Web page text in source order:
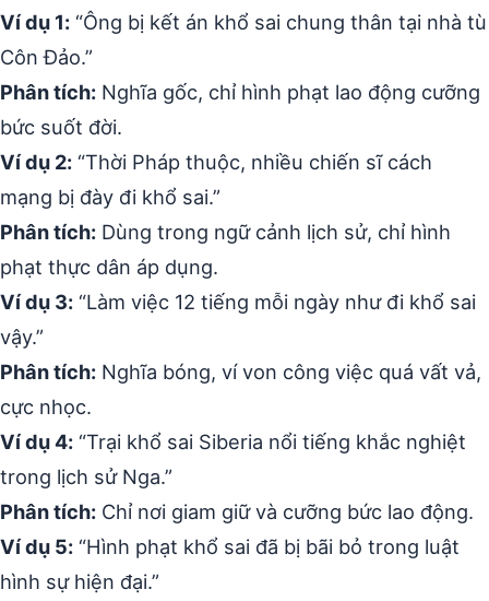
Ví dụ 1: “Ông bị kết án khổ sai chung thân tại nhà tù
Côn Đảo.”
Phân tích: Nghĩa gốc, chỉ hình phạt lao động cưỡng
bức suốt đời.
Ví dụ 2: “Thời Pháp thuộc, nhiều chiến sĩ cách
mạng bị đày đi khổ sai.”
Phân tích: Dùng trong ngữ cảnh lịch sử, chỉ hình
phạt thực dân áp dụng.
Ví dụ 3: “Làm việc 12 tiếng mỗi ngày như đi khổ sai
vậy.”
Phân tích: Nghĩa bóng, ví von công việc quá vất vả,
cực nhọc.
Ví dụ 4: “Trại khổ sai Siberia nổi tiếng khắc nghiệt
trong lịch sử Nga.”
Phân tích: Chỉ nơi giam giữ và cưỡng bức lao động.
Ví dụ 5: “Hình phạt khổ sai đã bị bãi bỏ trong luật
hình sự hiện đại.”